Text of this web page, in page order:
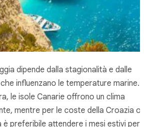
dipende dalla stagionalità e dalle
influenzano le temperature marine.
le isole Canarie offrono un clima
mentre per le coste della Croazia o
è preferibile attendere i mesi estivi per